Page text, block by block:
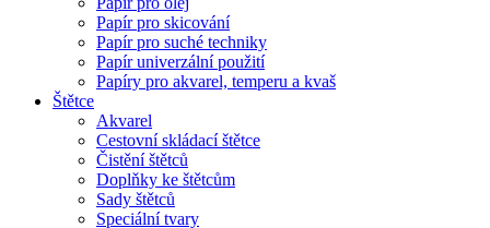
Papír pro skicování
Papír pro suché techniky
Papír univerzální použití
Papíry pro akvarel, temperu a kvaš
Štětce
Akvarel
Cestovní skládací štětce
Čistění štětců
Doplňky ke štětcům
Sady štětců
Speciální tvary